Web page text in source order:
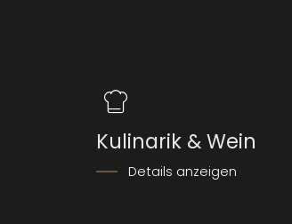
Kulinarik & Wein
Details anzeigen